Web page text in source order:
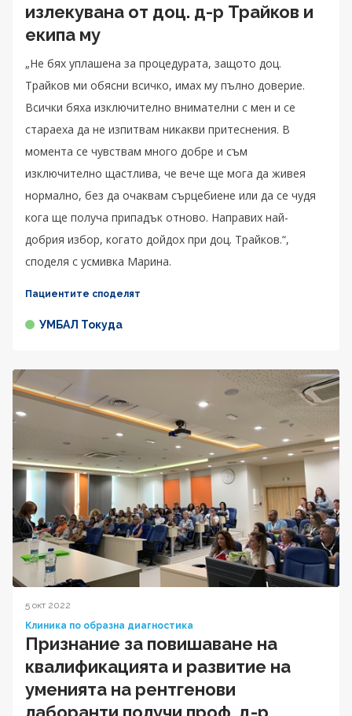
излекувана от доц. д-р Трайков и
екипа му
„Не бях уплашена за процедурата, защото доц.
Трайков ми обясни всичко, имах му пълно доверие.
Всички бяха изключително внимателни с мен и се
стараеха да не изпитвам никакви притеснения. В
момента се чувствам много добре и съм
изключително щастлива, че вече ще мога да живея
нормално, без да очаквам сърцебиене или да се чудя
кога ще получа припадък отново. Направих най-
добрия избор, когато дойдох при доц. Трайков.“,
споделя с усмивка Марина.
Пациентите споделят
УМБАЛ Токуда
5 окт 2022
Клиника по образна диагностика
Признание за повишаване на
квалификацията и развитие на
уменията на рентгенови